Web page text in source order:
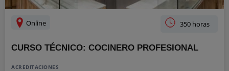
Online 350 horas
CURSO TÉCNICO: COCINERO PROFESIONAL
ACREDITACIONES